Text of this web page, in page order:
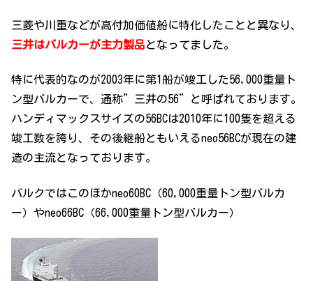
三菱や川重などが高付加価値船に特化したことと異なり、
三井はバルカーが主力製品となってました。
特に代表的なのが2003年に第1船が竣工した56,000重量ト
ン型バルカーで、通称”三井の56”と呼ばれております。
ハンディマックスサイズの56BCは2010年に100隻を超える
竣工数を誇り、その後継船ともいえるneo56BCが現在の建
造の主流となっております。
バルクではこのほかneo60BC（60,000重量トン型バルカ
ー）やneo66BC（66,000重量トン型バルカー）